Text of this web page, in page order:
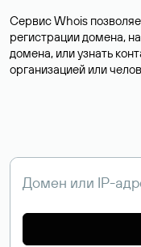
Сервис Whois
регистрации домена,
домена, или узнать
организацией или